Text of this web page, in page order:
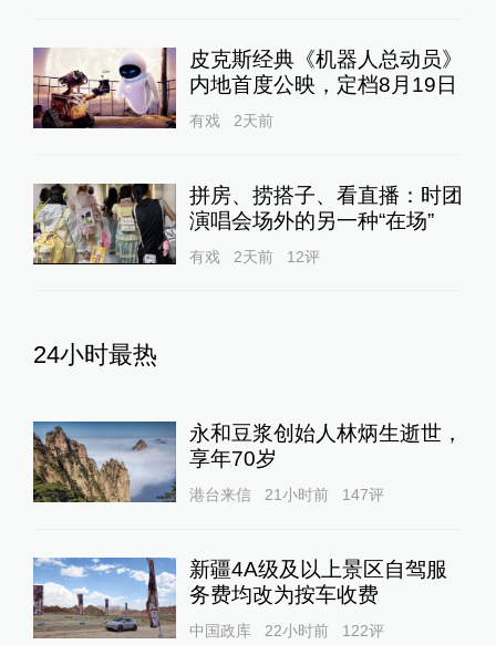
皮克斯经典《机器人总动员》
内地首度公映，定档8月19日
有戏 2天前
拼房、捞搭子、看直播：时团
演唱会场外的另一种“在场”
有戏 2天前 12评
24小时最热
永和豆浆创始人林炳生逝世，
享年70岁
港台来信 21小时前 147评
新疆4A级及以上景区自驾服
务费均改为按车收费
中国政库 22小时前 122评